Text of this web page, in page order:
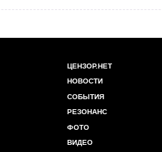
ЦЕНЗОР.НЕТ
НОВОСТИ
СОБЫТИЯ
РЕЗОНАНС
ФОТО
ВИДЕО